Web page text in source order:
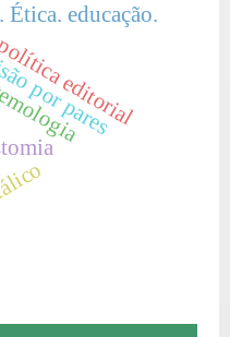
por pares
editorial
Ética. educação.